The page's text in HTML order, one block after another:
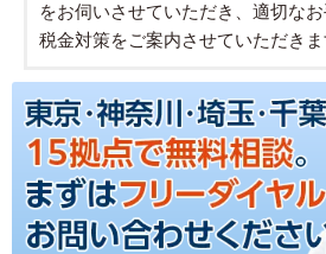
をお伺いさせていただき、適切なお
税金対策をご案内させていただきま